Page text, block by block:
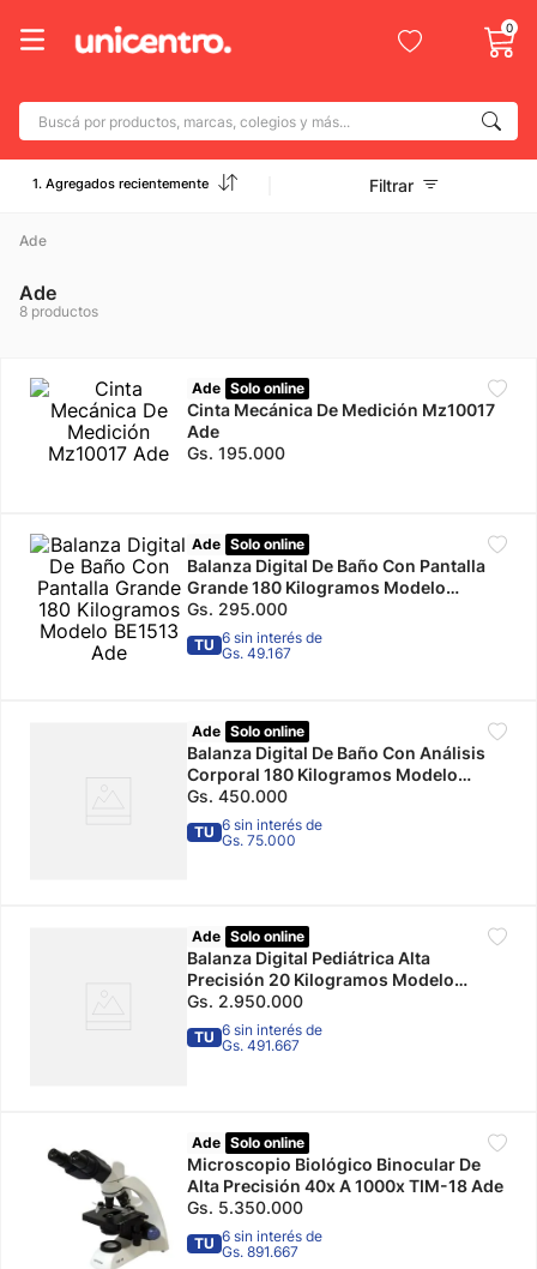
0
Buscá por productos, marcas, colegios y más...
Términos más buscados
1
6. mochila
7. nike
9
10. calzado
1. Agregados recientemente Filtrar
Ade
Ade
8 productos
Ade Solo online
Cinta Mecánica De Medición Mz10017
Ade
Gs. 195.000
Ade Solo online
Balanza Digital De Baño Con Pantalla
Grande 180 Kilogramos Modelo
BE1513 Ade
Gs. 295.000
TU 6 sin interés de
Gs. 49.167
Ade Solo online
Balanza Digital De Baño Con Análisis
Corporal 180 Kilogramos Modelo
BA2003 Ade
Gs. 450.000
TU 6 sin interés de
Gs. 75.000
Ade Solo online
Balanza Digital Pediátrica Alta
Precisión 20 Kilogramos Modelo
M118600 Ade
Gs. 2.950.000
TU 6 sin interés de
Gs. 491.667
Ade Solo online
Microscopio Biológico Binocular De
Alta Precisión 40x A 1000x TIM-18 Ade
Gs. 5.350.000
TU 6 sin interés de
Gs. 891.667